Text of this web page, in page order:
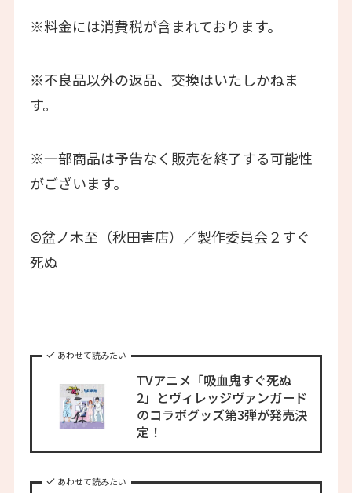
※料金には消費税が含まれております。
※不良品以外の返品、交換はいたしかねま
す。
※一部商品は予告なく販売を終了する可能性
がございます。
©盆ノ木至（秋田書店）／製作委員会２すぐ
死ぬ
あわせて読みたい
TVアニメ「吸血鬼すぐ死ぬ
2」とヴィレッジヴァンガード
のコラボグッズ第3弾が発売決
定！
あわせて読みたい